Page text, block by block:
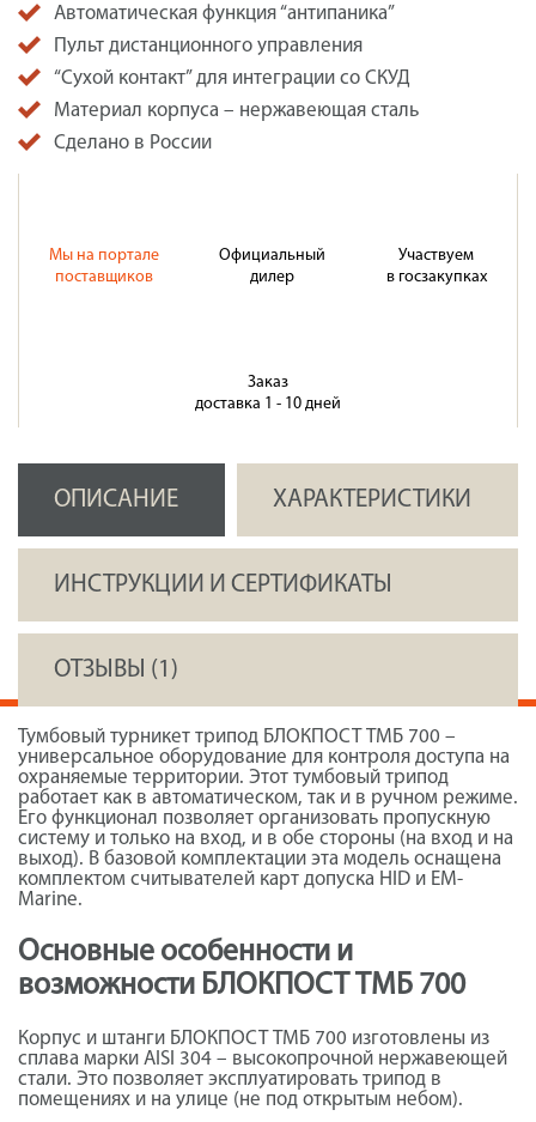
Автоматическая функция “антипаника”
Пульт дистанционного управления
“Сухой контакт” для интеграции со СКУД
Материал корпуса – нержавеющая сталь
Сделано в России
Мы на портале
поставщиков
Официальный
дилер
Участвуем
в госзакупках
Заказ
доставка 1 - 10 дней
ОПИСАНИЕ ХАРАКТЕРИСТИКИ
ИНСТРУКЦИИ И СЕРТИФИКАТЫ
ОТЗЫВЫ (1)
Тумбовый турникет трипод БЛОКПОСТ ТМБ 700 –
универсальное оборудование для контроля доступа на
охраняемые территории. Этот тумбовый трипод
работает как в автоматическом, так и в ручном режиме.
Его функционал позволяет организовать пропускную
систему и только на вход, и в обе стороны (на вход и на
выход). В базовой комплектации эта модель оснащена
комплектом считывателей карт допуска HID и EM-
Marine.
Основные особенности и
возможности БЛОКПОСТ ТМБ 700
Корпус и штанги БЛОКПОСТ ТМБ 700 изготовлены из
сплава марки AISI 304 – высокопрочной нержавеющей
стали. Это позволяет эксплуатировать трипод в
помещениях и на улице (не под открытым небом).